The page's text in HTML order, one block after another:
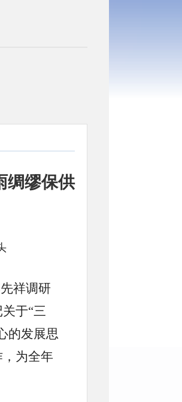
绸缪保供
祥调研
于“三
的发展思
为全年